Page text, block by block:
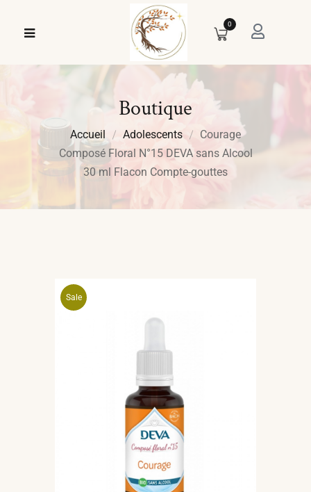
0
Boutique
Accueil Adolescents
Courage
Composé Floral N°15 DEVA sans Alcool
30 ml Flacon Compte-gouttes
Sale